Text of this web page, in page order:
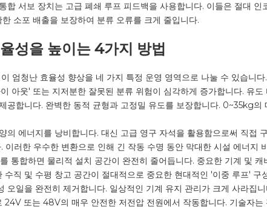
서보 장치는 고급 폐쇄 루프 피드백을 사용합니다. 이들은 절대
소포 배출을 보장하여 분류 오류를 크게 줄입니다.
성을 높이는 4가지 방법
엄청난 효율성 향상을 네 가지 특정 운영 영역으로 나눌 수 있습니다.
아웃' 또는 지저분한 잘못된 분류 위험이 심각하게 증가합니다. 유
공합니다. 완벽한 동적 균형과 고정밀 유도를 보장합니다. 0~35kg
의 에너지를 낭비합니다. 대신 고급 영구 자석을 활용함으로써 직접
러한 우수한 변환으로 인해 긴 작동 수명 동안 막대한 시설 에너지
통합하면 물리적 설치 공간이 완전히 줄어듭니다. 중요한 기계 및
직 및 수평 창고 공간이 절대적으로 중요한 현대적인 '이중 루프' 구
오일을 완전히 제거합니다. 일상적인 기계 유지 관리가 크게 사라집
또는 48V의 매우 안전한 저전압 전원에서 작동합니다. 기술자